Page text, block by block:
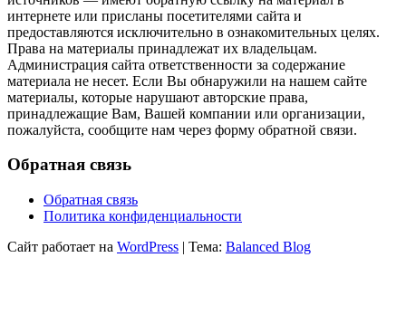
интернете или присланы посетителями сайта и
предоставляются исключительно в ознакомительных целях.
Права на материалы принадлежат их владельцам.
Администрация сайта ответственности за содержание
материала не несет. Если Вы обнаружили на нашем сайте
материалы, которые нарушают авторские права,
принадлежащие Вам, Вашей компании или организации,
пожалуйста, сообщите нам через форму обратной связи.
Обратная связь
Обратная связь
Политика конфиденциальности
Сайт работает на WordPress | Тема: Balanced Blog